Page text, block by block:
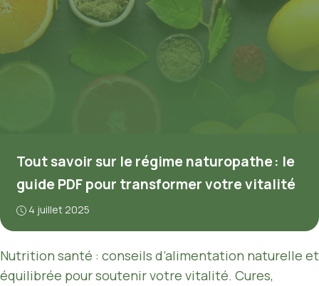
Tout savoir sur le régime naturopathe : le
guide PDF pour transformer votre vitalité
4 juillet 2025
Nutrition santé : conseils d’alimentation naturelle et
équilibrée pour soutenir votre vitalité. Cures,